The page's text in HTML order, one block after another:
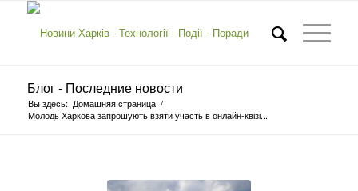
Блог - Последние новости
Вы здесь: Домашняя страница /
Молодь Харкова запрошують взяти участь в онлайн-квізі...